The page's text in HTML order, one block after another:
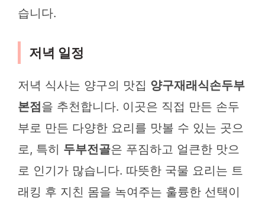
습니다.
저녁 일정
저녁 식사는 양구의 맛집 양구재래식손두부
본점을 추천합니다. 이곳은 직접 만든 손두
부로 만든 다양한 요리를 맛볼 수 있는 곳으
로, 특히 두부전골은 푸짐하고 얼큰한 맛으
로 인기가 많습니다. 따뜻한 국물 요리는 트
래킹 후 지친 몸을 녹여주는 훌륭한 선택이